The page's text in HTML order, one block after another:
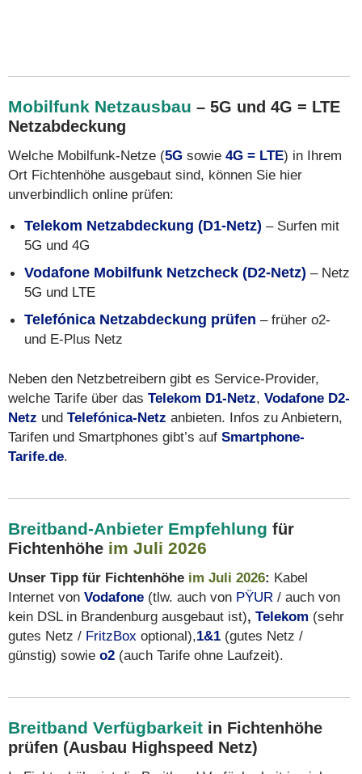
Mobilfunk Netzausbau – 5G und 4G = LTE
Netzabdeckung
Welche Mobilfunk-Netze (5G sowie 4G = LTE) in Ihrem
Ort Fichtenhöhe ausgebaut sind, können Sie hier
unverbindlich online prüfen:
Telekom Netzabdeckung (D1-Netz) – Surfen mit
5G und 4G
Vodafone Mobilfunk Netzcheck (D2-Netz) – Netz
5G und LTE
Telefónica Netzabdeckung prüfen – früher o2-
und E-Plus Netz
Neben den Netzbetreibern gibt es Service-Provider,
welche Tarife über das Telekom D1-Netz, Vodafone D2-
Netz und Telefónica-Netz anbieten. Infos zu Anbietern,
Tarifen und Smartphones gibt’s auf Smartphone-
Tarife.de.
Breitband-Anbieter Empfehlung für
Fichtenhöhe im Juli 2026
Unser Tipp für Fichtenhöhe im Juli 2026: Kabel
Internet von Vodafone (tlw. auch von PŸUR / auch von
kein DSL in Brandenburg ausgebaut ist), Telekom (sehr
gutes Netz / FritzBox optional),1&1 (gutes Netz /
günstig) sowie o2 (auch Tarife ohne Laufzeit).
Breitband Verfügbarkeit in Fichtenhöhe
prüfen (Ausbau Highspeed Netz)